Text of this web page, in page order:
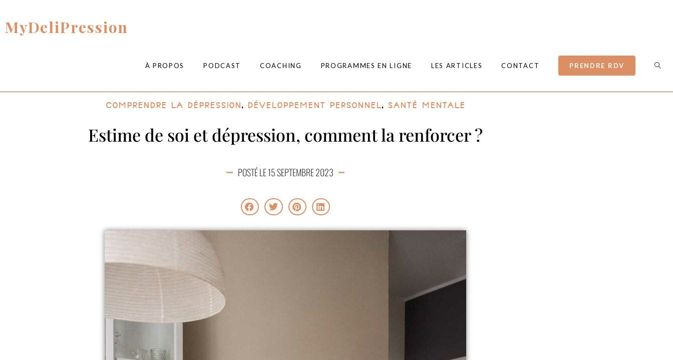
MyDeliPression
À PROPOS PODCAST COACHING PROGRAMMES EN LIGNE LES ARTICLES CONTACT PRENDRE RDV
Comprendre la dépression, Développement personnel, Santé mentale
Estime de soi et dépression, comment la renforcer ?
POSTÉ LE 15 SEPTEMBRE 2023